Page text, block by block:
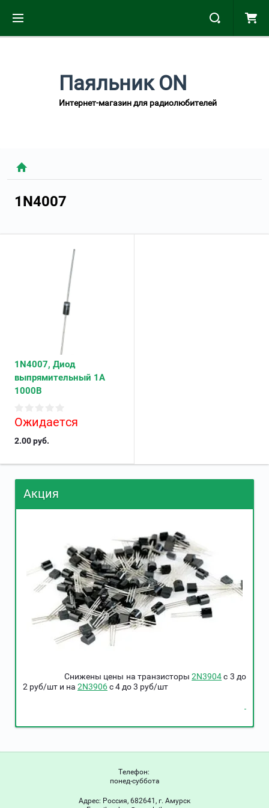
Паяльник ON
Интернет-магазин для радиолюбителей
1N4007
1N4007, Диод
выпрямительный 1А
1000В
Ожидается
2.00руб.
Акция
Снижены цены на транзисторы2N3904c 3 до
2 руб/шт и на 2N3906c 4 до 3 руб/шт
Телефон:
понед-суббота
Адрес: Россия, 682641, г. Амурск